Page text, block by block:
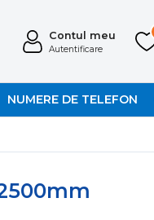
Contul meu
Autentificare
NUMERE DE TELEFON